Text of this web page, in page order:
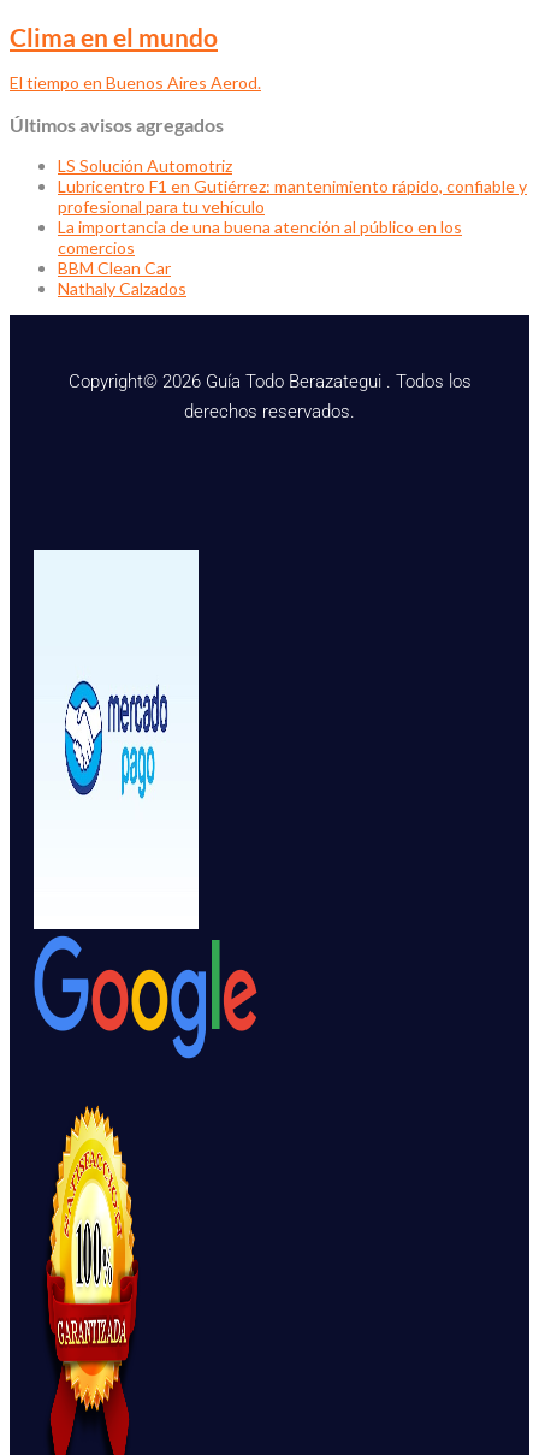
Clima en el mundo
El tiempo en Buenos Aires Aerod.
Últimos avisos agregados
LS Solución Automotriz
Lubricentro F1 en Gutiérrez: mantenimiento rápido, confiable y
profesional para tu vehículo
La importancia de una buena atención al público en los
comercios
BBM Clean Car
Nathaly Calzados
Copyright© 2026 Guía Todo Berazategui . Todos los
derechos reservados.